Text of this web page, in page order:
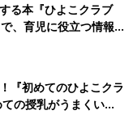
る本『ひよこクラブ
、育児に役立つ情報が
『初めてのひよこクラ
の授乳がうまくい
夏のトラブル 解決テ